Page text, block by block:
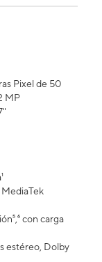
Pixel de 50
MP
con carga
estéreo, Dolby